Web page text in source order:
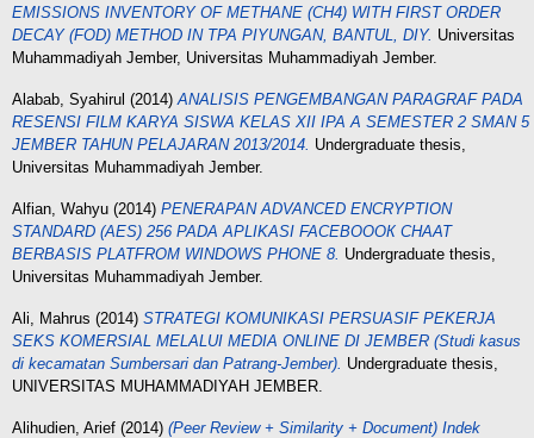
EMISSIONS INVENTORY OF METHANE (CH4) WITH FIRST ORDER
DECAY (FOD) METHOD IN TPA PIYUNGAN, BANTUL, DIY. Universitas
Muhammadiyah Jember, Universitas Muhammadiyah Jember.
Alabab, Syahirul (2014)ANALISIS PENGEMBANGAN PARAGRAF PADA
RESENSI FILM KARYA SISWA KELAS XII IPA A SEMESTER 2 SMAN 5
JEMBER TAHUN PELAJARAN 2013/2014. Undergraduate thesis,
Universitas Muhammadiyah Jember.
Alfian, Wahyu (2014) PENERAPAN ADVANCED ENCRYPTION
STANDARD (AES) 256 PADA APLIKASI FACEBOООК СНАAT
BERBASIS PLATFROM WINDOWS PHONE 8. Undergraduate thesis,
Universitas Muhammadiyah Jember.
Ali, Mahrus (2014) STRATEGI KOMUNIKASI PERSUASIF PEKERJA
SEKS KOMERSIAL MELALUI MEDIA ONLINE DI JEMBER (Studi kasus
di kecamatan Sumbersari dan Patrang-Jember). Undergraduate thesis,
UNIVERSITAS MUHAMMADIYAH JEMBER.
Alihudien, Arief (2014) (Peer Review + Similarity + Document) Indek